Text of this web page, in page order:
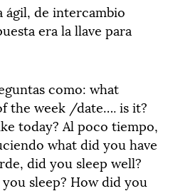
ágil, de intercambio
era la llave para
como: what
the week /date…. is it?
today? Al poco tiempo,
what did you have
did you sleep well?
sleep? How did you